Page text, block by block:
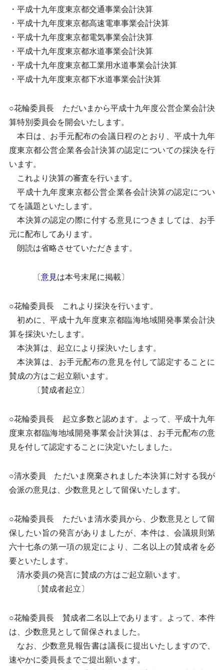
・平成十九年度東京都交通事業会計決算
・平成十九年度東京都高速電車事業会計決算
・平成十九年度東京都電気事業会計決算
・平成十九年度東京都水道事業会計決算
・平成十九年度東京都工業用水道事業会計決算
・平成十九年度東京都下水道事業会計決算
○花輪委員長 ただいまから平成十九年度公営企業会計決
算特別委員会を開会いたします。
本日は、お手元配布の会議日程のとおり、平成十九年
度東京都公営企業各会計決算の認定についての採決を行
います。
これより決算の審査を行います。
平成十九年度東京都公営企業各会計決算の認定につい
てを議題といたします。
本決算の認定の際に付する意見につきましては、お手
元に配布してあります。
朗読は省略させていただきます。
〔意見は本号末尾に掲載〕
○花輪委員長 これより採決を行います。
初めに、平成十九年度東京都臨海地域開発事業会計決
算を採決いたします。
本決算は、起立により採決いたします。
本決算は、お手元配布の意見を付して認定することに
賛成の方はご起立願います。
〔賛成者起立〕
○花輪委員長 起立多数と認めます。よって、平成十九年
度東京都臨海地域開発事業会計決算は、お手元配布の意
見を付して認定することに決定いたしました。
○清水委員 ただいま廃棄されました本決算に対する我が
会派の意見は、少数意見として留保いたします。
○花輪委員長 ただいま清水委員から、少数意見として留
保したい旨の発言がありましたが、本件は、会議規則第
六十七条の第一項の規定により、二名以上の賛成者を必
要といたします。
清水委員の発言に賛成の方はご起立願います。
〔賛成者起立〕
○花輪委員長 賛成者二名以上であります。よって、本件
は、少数意見として留保されました。
なお、少数意見報告書は議長に提出いたしますので、
速やかに委員長までご提出願います。